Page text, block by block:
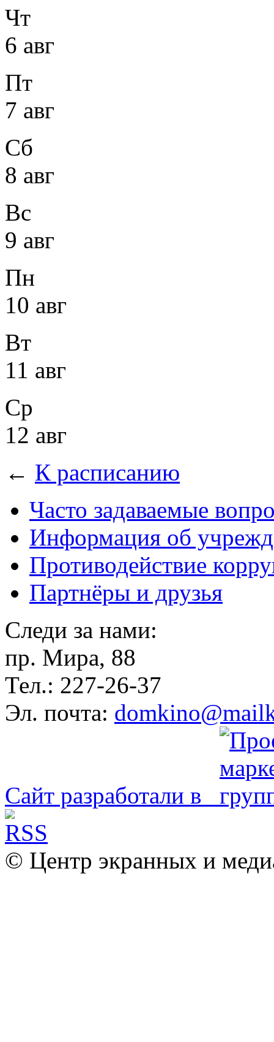
Чт
6 авг
Пт
7 авг
Сб
8 авг
Вс
9 авг
Пн
10 авг
Вт
11 авг
Ср
12 авг
← К расписанию
Часто задаваемые
Информация об
Противодействие
Партнёры и друзья
Следи за нами:
пр. Мира, 88
Тел.: 227-26-37
Эл. почта:
Сайт разработали в
© Центр экранных и